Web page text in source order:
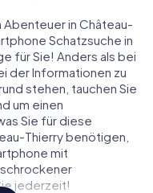
Abenteuer in Château-
Schatzsuche in
für Sie! Anders als bei
der Informationen zu
stehen, tauchen Sie
um einen
Sie für diese
Thierry benötigen,
mit
jederzeit!